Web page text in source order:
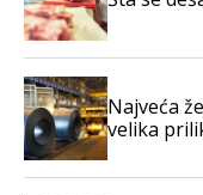
Najveća
velika